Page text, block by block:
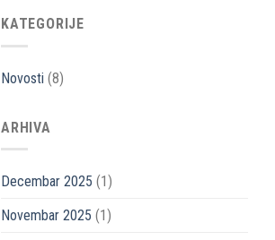
KATEGORIJE
Novosti (8)
ARHIVA
Decembar 2025 (1)
Novembar 2025 (1)